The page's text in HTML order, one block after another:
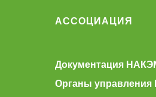
АССОЦИАЦИЯ
Документация
Органы